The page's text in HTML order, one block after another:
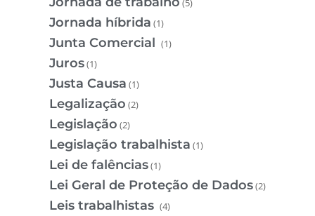
(5)
Jornada híbrida (1)
Junta Comercial (1)
Juros(1)
Justa Causa (1)
Legalização (2)
Legislação (2)
Legislação trabalhista (1)
Lei de falências(1)
Lei Geral de Proteção de Dados(2)
Leis trabalhistas (4)